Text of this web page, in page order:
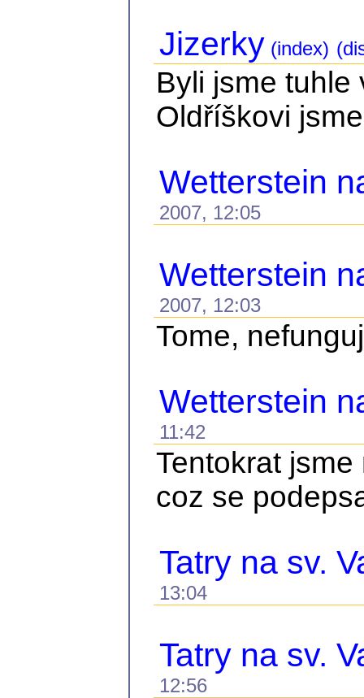
Jizerky (index)
Byli jsme tuhle
Oldříškovi
Wetterstein
2007, 12:05
Wetterstein
2007, 12:03
Tome,
Wetterstein
11:42
Tentokrat
coz se
Tatry na sv.
13:04
Tatry na sv.
12:56